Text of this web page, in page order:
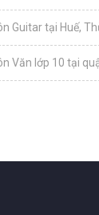
Guitar tại Huế,
Văn lớp 10 tại